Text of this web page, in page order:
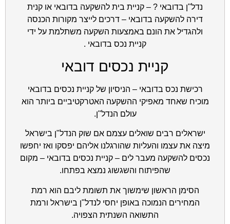
נדל"ן בדובאי ? – קניית בית להשקעה בדובאי או קנית
דירה להשקעה בדובאי – דרכים לייצר מקורות הכנסה
ולהגדיל את הונם באמצעות השקעה משתלמת על ידי
קניית נכס בדובאי .
קניית נכסים דובאי
רכישת נכס בדובאי – הניסיון של קניית נכסים בדובאי
מוכיח שאחד מאפיקי ההשקעה האטרקטיביים ביותר הוא
עולם הנדל"ן.
ישראלים רבים שואלים עצמם אם שוק הנדל"ן בישראל
מיצה את עצמו והעליות שהורגלנו אליהם יפסקו ואז יחפשו
נכסים להשקעה מעבר לים – קניית נכסים בדובאי – מקום
שהפיתוח והשגשוג נמצא בפתחו.
הסימן הראשון שימשוך את תשומת ליבם הוא רמת
המחירים הנמוכה באופן יחסי לנדל"ן בישראל ורמת
התשואה השנתית הצפויה.